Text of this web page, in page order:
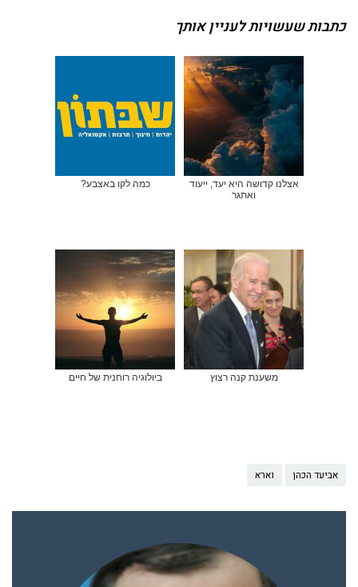
כתבות שעשויות לעניין אותך
אצלנו קדושה היא יעד, ייעוד
ואתגר
כמה לקו באצבע?
משענת קנה רצוץ ביולוגיה רוחנית של חיים
אביעד הכהן וארא